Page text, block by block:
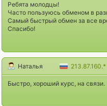
Ребята молодцы!
Часто пользуюсь обменом в
Самый быстрый обмен за все
Спасибо!
Наталья 213.87.160.*
Быстро, хороший курс, на связи.